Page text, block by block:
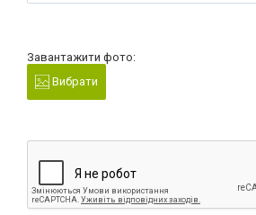
Завантажити фото:
Вибрати